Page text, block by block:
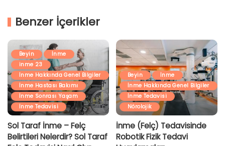
Benzer İçerikler
Beyin
İnme
inme 23
İnme Hakkında Genel Bilgiler
İnme Hastası Bakımı
İnme Sonrası Yaşam
İnme Tedavisi
Sol Taraf İnme – Felç
Belirtileri Nelerdir? Sol Taraf
Beyin
İnme
İnme Hakkında Genel Bilgiler
İnme Tedavisi
Nörolojik
İnme (Felç) Tedavisinde
Robotik Fizik Tedavi